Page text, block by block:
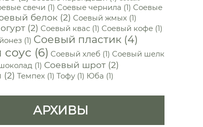
свечи (1) Соевые чернила (1) Соевые
белок(2) Соевый жмых(1)
(2) Соевый квас(1) Соевый кофе(1)
(1) Соевый пластик (4)
(6) Соевый хлеб (1) Соевый шелк
(1) Соевый шрот(2)
(2) Темпех(1) Тофу(1) Юба (1)
АРХИВЫ